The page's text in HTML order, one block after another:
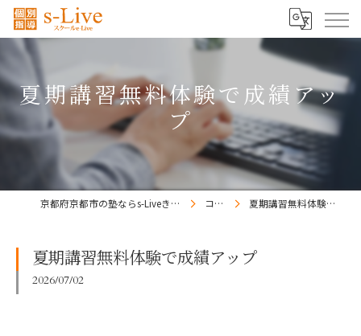
夏期講習無料体験で成績アッ
プ
京都府京都市の塾ならs-Liveきょうと梅小路校 コラム 夏期講習無料体験で成績アップ
夏期講習無料体験で成績アップ
2026/07/02